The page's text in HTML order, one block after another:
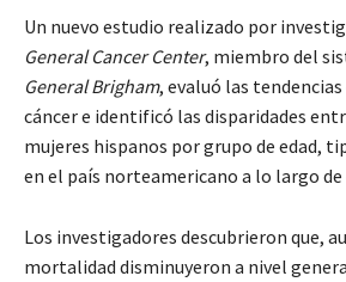
Un nuevo estudio realizado por
General Cancer Center, miembro del
General Brigham, evaluó las
cáncer e identificó las disparidades
mujeres hispanos por grupo de edad,
en el país norteamericano a lo largo de
Los investigadores descubrieron que,
mortalidad disminuyeron a nivel